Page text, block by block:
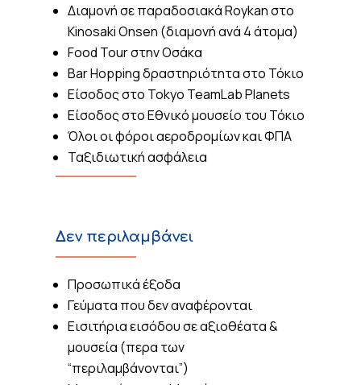
Διαμονή σε παραδοσιακά Roykan στο
Kinosaki Onsen (διαμονή ανά 4 άτομα)
Food Tour στην Οσάκα
Bar Hopping δραστηριότητα στο Τόκιο
Είσοδος στο Tokyo TeamLab Planets
Είσοδος στο Εθνικό μουσείο του Τόκιο
Όλοι οι φόροι αεροδρομίων και ΦΠΑ
Ταξιδιωτική ασφάλεια
Δεν περιλαμβάνει
Προσωπικά έξοδα
Γεύματα που δεν αναφέρονται
Εισιτήρια εισόδου σε αξιοθέατα &
μουσεία (περα των
“περιλαμβάνονται”)